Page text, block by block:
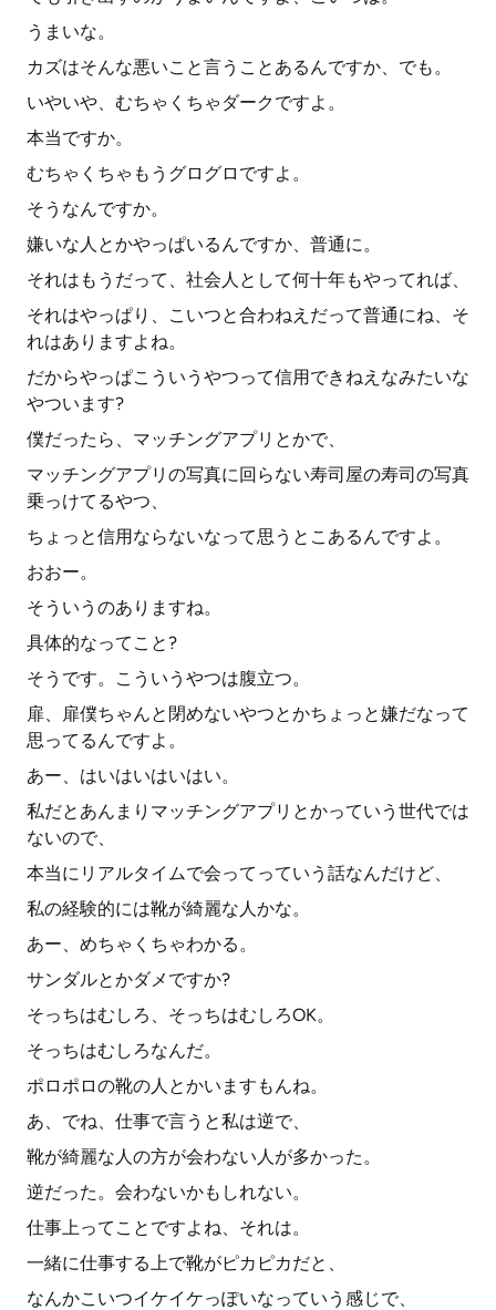
うまいな。
カズはそんな悪いこと言うことあるんですか、でも。
いやいや、むちゃくちゃダークですよ。
本当ですか。
むちゃくちゃもうグログロですよ。
そうなんですか。
嫌いな人とかやっぱいるんですか、普通に。
それはもうだって、社会人として何十年もやってれば、
それはやっぱり、こいつと合わねえだって普通にね、そ
れはありますよね。
だからやっぱこういうやつって信用できねえなみたいな
やついます?
僕だったら、マッチングアプリとかで、
マッチングアプリの写真に回らない寿司屋の寿司の写真
乗っけてるやつ、
ちょっと信用ならないなって思うとこあるんですよ。
おおー。
そういうのありますね。
具体的なってこと?
そうです。こういうやつは腹立つ。
扉、扉僕ちゃんと閉めないやつとかちょっと嫌だなって
思ってるんですよ。
あー、はいはいはいはい。
私だとあんまりマッチングアプリとかっていう世代では
ないので、
本当にリアルタイムで会ってっていう話なんだけど、
私の経験的には靴が綺麗な人かな。
あー、めちゃくちゃわかる。
サンダルとかダメですか?
そっちはむしろ、そっちはむしろOK。
そっちはむしろなんだ。
ポロポロの靴の人とかいますもんね。
あ、でね、仕事で言うと私は逆で、
靴が綺麗な人の方が会わない人が多かった。
逆だった。会わないかもしれない。
仕事上ってことですよね、それは。
一緒に仕事する上で靴がピカピカだと、
なんかこいつイケイケっぽいなっていう感じで、